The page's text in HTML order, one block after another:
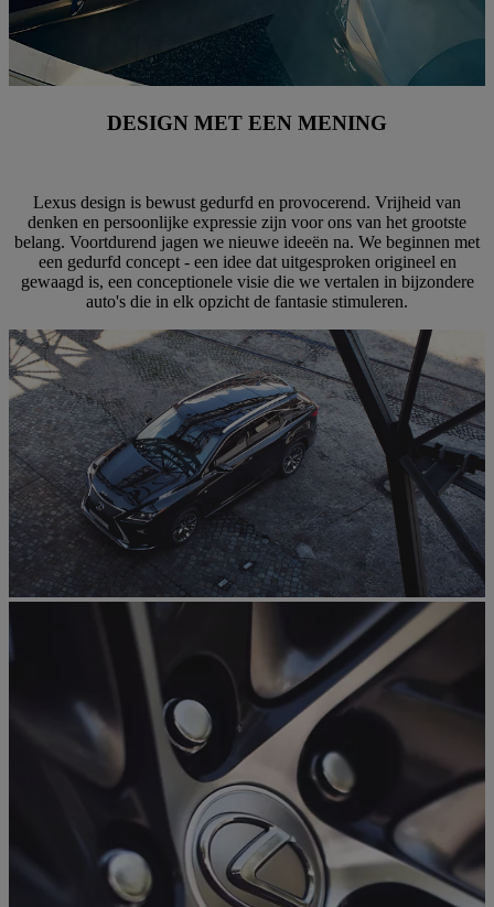
DESIGN MET EEN MENING
Lexus design is bewust gedurfd en provocerend. Vrijheid van
denken en persoonlijke expressie zijn voor ons van het grootste
belang. Voortdurend jagen we nieuwe ideeën na. We beginnen met
een gedurfd concept - een idee dat uitgesproken origineel en
gewaagd is, een conceptionele visie die we vertalen in bijzondere
auto's die in elk opzicht de fantasie stimuleren.